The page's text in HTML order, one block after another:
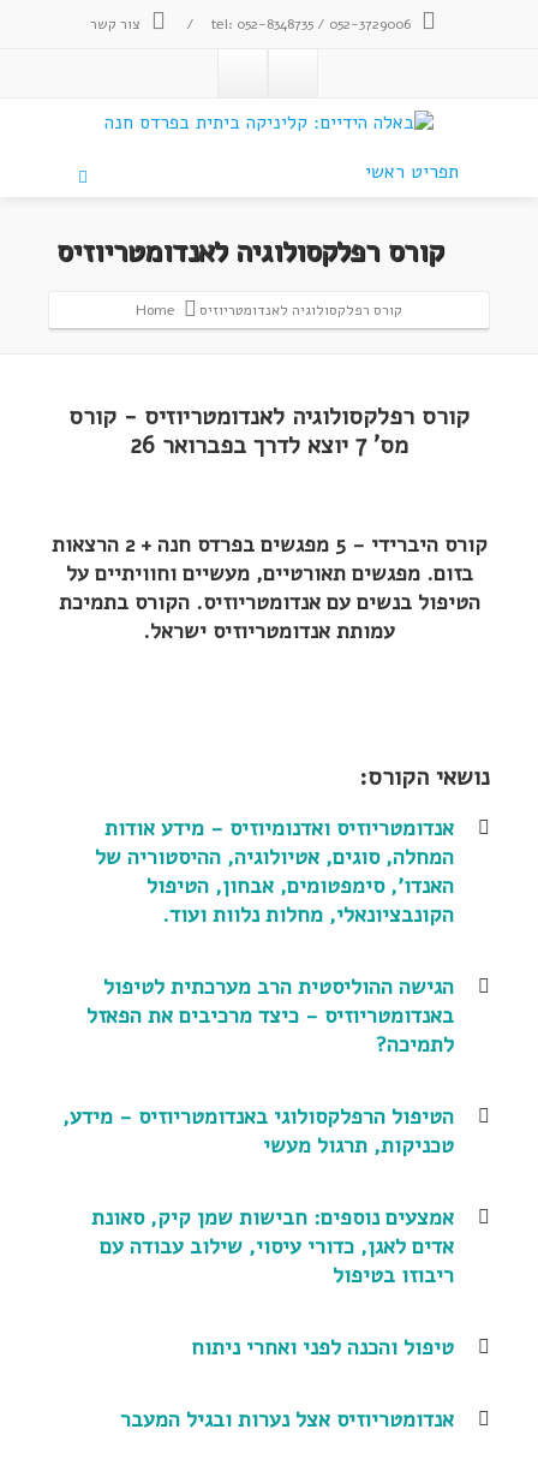
tel: 052-8348735 / 052-3729006
/ צור קשר
תפריט ראשי
קורס רפלקסולוגיה לאנדומטריוזיס
קורס רפלקסולוגיה לאנדומטריוזיס Home
קורס רפלקסולוגיה לאנדומטריוזיס - קורס
מס' 7 יוצא לדרך בפברואר 26
קורס היברידי - 5 מפגשים בפרדס חנה + 2 הרצאות
בזום. מפגשים תאורטיים, מעשיים וחוויתיים על
הטיפול בנשים עם אנדומטריוזיס. הקורס בתמיכת
עמותת אנדומטריוזיס ישראל.
נושאי הקורס:
אנדומטריוזיס ואדנומיוזיס - מידע אודות
המחלה, סוגים, אטיולוגיה, ההיסטוריה של
האנדו', סימפטומים, אבחון, הטיפול
הקונבציונאלי, מחלות נלוות ועוד.
הגישה ההוליסטית הרב מערכתית לטיפול
באנדומטריוזיס - כיצד מרכיבים את הפאזל
לתמיכה?
הטיפול הרפלקסולוגי באנדומטריוזיס - מידע,
טכניקות, תרגול מעשי
אמצעים נוספים: חבישות שמן קיק, סאונת
אדים לאגן, כדורי עיסוי, שילוב עבודה עם
ריבוזו בטיפול
טיפול והכנה לפני ואחרי ניתוח
אנדומטריוזיס אצל נערות ובגיל המעבר